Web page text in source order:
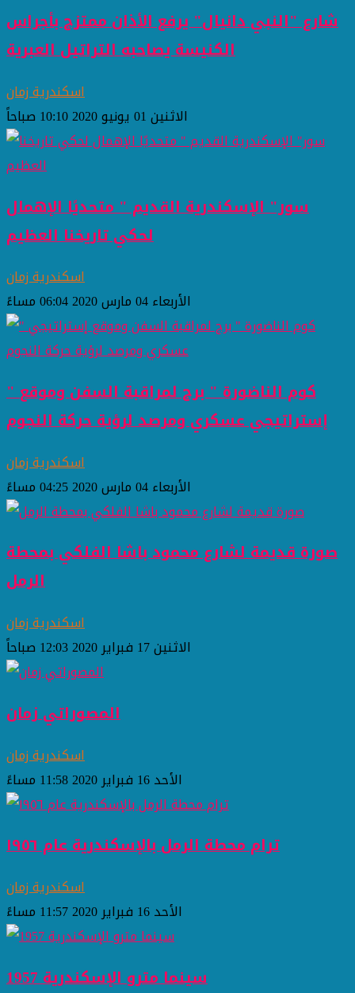
شارع "النبي دانيال" يرفع الأذان ممتزج بأجراس
الكنيسة يصاحبه التراتيل العبرية
اسكندرية زمان
الاثنين 01 يونيو 2020 10:10 صباحاً
سور" الإسكندرية القديم " متحديًا الإهمال
لحكي تاريخنا العظيم
اسكندرية زمان
الأربعاء 04 مارس 2020 06:04 مساءً
" كوم الناضورة " برج لمراقبة السفن وموقع
إستراتيجي عسكري ومرصد لرؤية حركة النجوم
اسكندرية زمان
الأربعاء 04 مارس 2020 04:25 مساءً
صورة قديمة لشارع محمود باشا الفلكي بمحطة
الرمل
اسكندرية زمان
الاثنين 17 فبراير 2020 12:03 صباحاً
المصوراتي زمان
اسكندرية زمان
الأحد 16 فبراير 2020 11:58 مساءً
ترام محطة الرمل بالإسكندرية عام ١٩٥٦
اسكندرية زمان
الأحد 16 فبراير 2020 11:57 مساءً
سينما مترو الإسكندرية 1957